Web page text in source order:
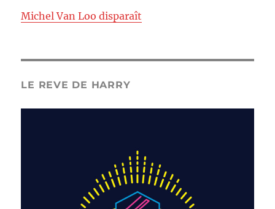
Michel Van Loo disparaît
LE REVE DE HARRY